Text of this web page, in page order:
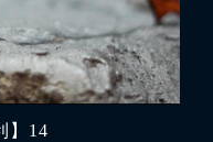
】14